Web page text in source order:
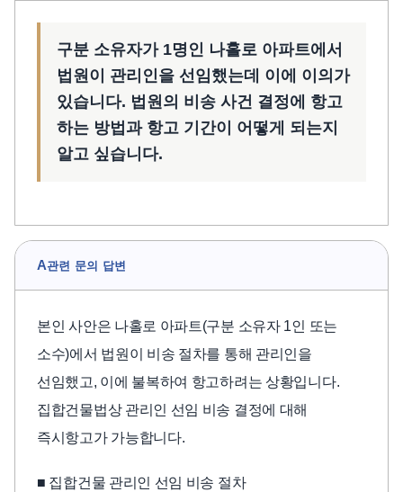
구분 소유자가 1명인 나홀로 아파트에서
법원이 관리인을 선임했는데 이에 이의가
있습니다. 법원의 비송 사건 결정에 항고
하는 방법과 항고 기간이 어떻게 되는지
알고 싶습니다.
A관련 문의 답변
본인 사안은 나홀로 아파트(구분 소유자 1인 또는
소수)에서 법원이 비송 절차를 통해 관리인을
선임했고, 이에 불복하여 항고하려는 상황입니다.
집합건물법상 관리인 선임 비송 결정에 대해
즉시항고가 가능합니다.
■ 집합건물 관리인 선임 비송 절차